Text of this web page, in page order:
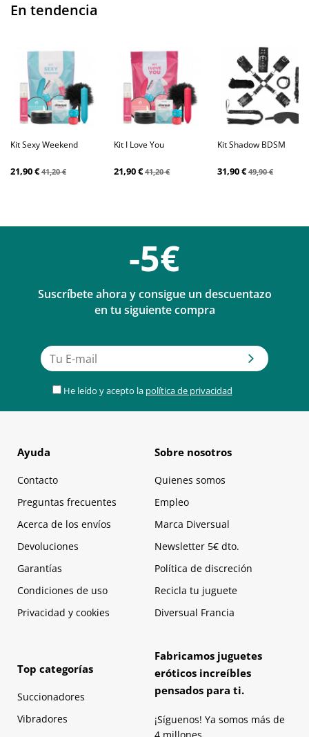
En tendencia
Kit Sexy Weekend
21,90 €41,20 €
Kit I Love You
21,90 €41,20 €
Kit Shadow BDSM
31,90 €49,90 €
-5€
Suscríbete ahora y consigue un descuentazo
en tu siguiente compra
He leído y acepto la política de privacidad
Ayuda
Contacto
Preguntas frecuentes
Acerca de los envíos
Devoluciones
Garantías
Condiciones de uso
Privacidad y cookies
Sobre nosotros
Quienes somos
Empleo
Marca Diversual
Newsletter 5€ dto.
Política de discreción
Recicla tu juguete
Diversual Francia
Top categorías
Succionadores
Vibradores
Fabricamos juguetes
eróticos increíbles
pensados para ti.
¡Síguenos! Ya somos más de